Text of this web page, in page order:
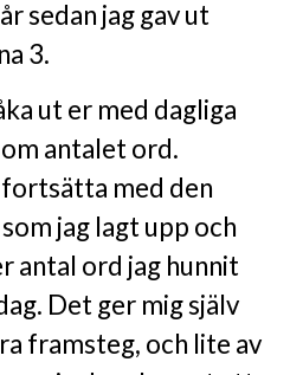
sedan jag gav ut
3.
ut er med dagliga
antalet ord.
med den
jag lagt upp och
antal ord jag hunnit
Det ger mig själv
framsteg, och lite av